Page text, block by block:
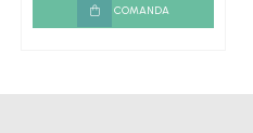
COMANDA